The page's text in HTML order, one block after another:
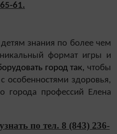
61.
знания по более чем
формат игры и
город так, чтобы
особенностями здоровья,
профессий Елена
по тел. 8 (843) 236-